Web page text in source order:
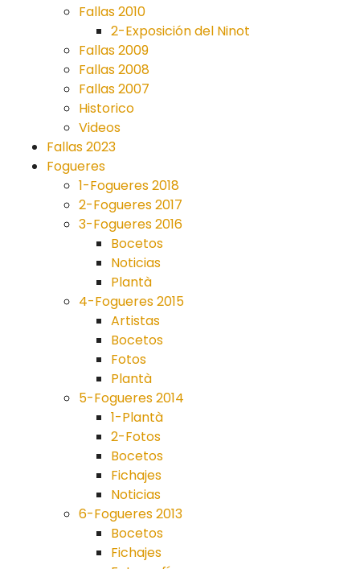
Fallas 2010
2-Exposición del Ninot
Fallas 2009
Fallas 2008
Fallas 2007
Historico
Videos
Fallas 2023
Fogueres
1-Fogueres 2018
2-Fogueres 2017
3-Fogueres 2016
Bocetos
Noticias
Plantà
4-Fogueres 2015
Artistas
Bocetos
Fotos
Plantà
5-Fogueres 2014
1-Plantà
2-Fotos
Bocetos
Fichajes
Noticias
6-Fogueres 2013
Bocetos
Fichajes